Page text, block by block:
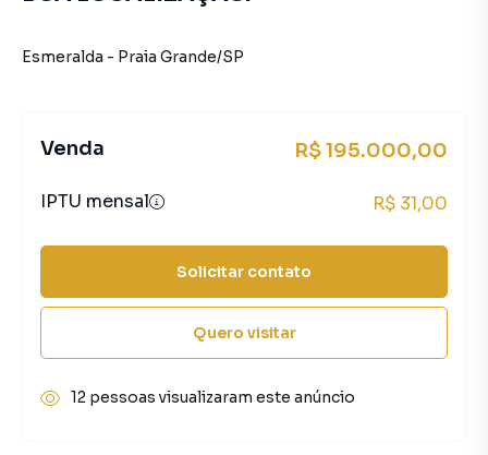
Esmeralda - Praia Grande/SP
Venda R$ 195.000,00
IPTU mensal R$ 31,00
Solicitar contato
Quero visitar
12 pessoas visualizaram este anúncio